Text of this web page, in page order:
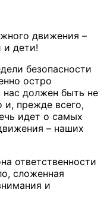
движения –
и дети!
безопасности
остро
нас должен быть не
прежде всего,
идет о самых
– наших
ответственности
сложенная
и